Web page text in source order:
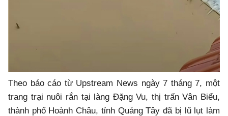
Theo báo cáo từ Upstream News ngày 7 tháng 7, một
trang trại nuôi rắn tại làng Đặng Vu, thị trấn Vân Biểu,
thành phố Hoành Châu, tỉnh Quảng Tây đã bị lũ lụt làm